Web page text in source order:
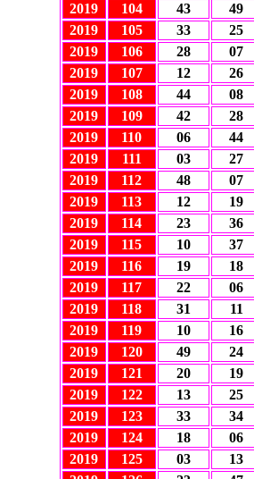
2019
104 43
49
2019
105 33
25
2019
106 28
07
2019
107 12
26
2019
108 44
08
2019
109 42
28
2019
110 06
44
2019
111 03
27
2019
112 48
07
2019
113 12
19
2019
114 23
36
2019
115 10
37
2019
116 19
18
2019
117 22
06
2019
118 31
11
2019
119 10
16
2019
120 49
24
2019
121 20
19
2019
122 13
25
2019
123 33
34
2019
124 18
06
2019
125 03
13